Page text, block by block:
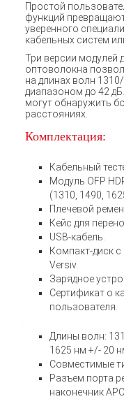
Простой
функций
уверенного
кабельных систем
Три версии модулей
оптоволокна
на длинах волн
диапазоном до 42
могут обнаружить
расстояниях.
Комплектация:
Кабельный
Модуль OFP
(1310, 1490,
Плечевой
Кейс для
USB-кабель.
Компакт-диск
Versiv.
Зарядное
Сертификат о
пользователя.
Длины волн:
1625 нм +/- 20
Совместимые
Разъем порта
наконечник